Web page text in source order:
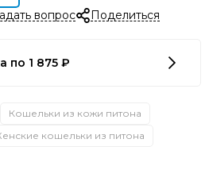
вопрос Поделиться
по 1 875 ₽
Кошельки из кожи питона
кошельки из питона